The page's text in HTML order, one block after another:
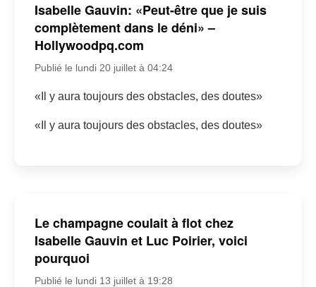
Isabelle Gauvin: «Peut-être que je suis
complètement dans le déni» –
Hollywoodpq.com
Publié le lundi 20 juillet à 04:24
«Il y aura toujours des obstacles, des doutes»
«Il y aura toujours des obstacles, des doutes»
Le champagne coulait à flot chez
Isabelle Gauvin et Luc Poirier, voici
pourquoi
Publié le lundi 13 juillet à 19:28